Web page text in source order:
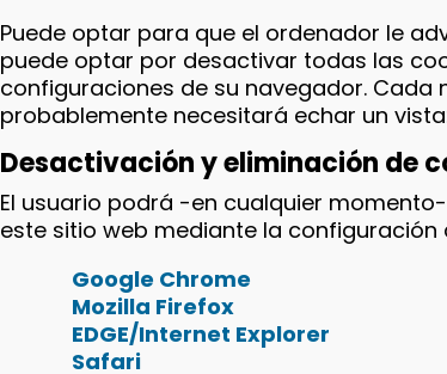
Puede optar para que el ordenador le
puede optar por desactivar todas las
configuraciones de su navegador. Cada
probablemente necesitará echar un
Desactivación y eliminación de
El usuario podrá -en cualquier
este sitio web mediante la configuración
Google Chrome
Mozilla Firefox
EDGE/Internet Explorer
Safari